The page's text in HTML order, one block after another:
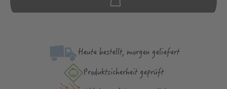
Heute bestellt, morgen geliefert
Produktsicher­heit geprüft